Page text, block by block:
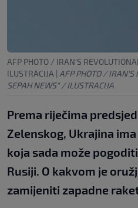
AFP PHOTO / IRAN'S
ILUSTRACIJA | AFP PHOTO / IRAN'S
SEPAH NEWS" / ILUSTRACIJA
Prema riječima
Zelenskog, Ukrajina
koja sada može
Rusiji. O kakvom je
zamijeniti zapadne